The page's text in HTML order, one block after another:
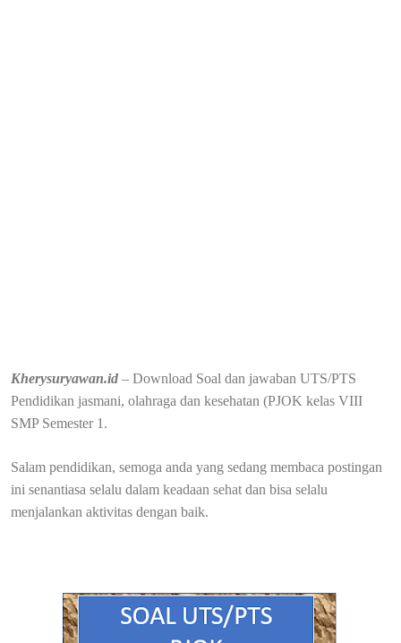
Kherysuryawan.id – Download Soal dan jawaban UTS/PTS
Pendidikan jasmani, olahraga dan kesehatan (PJOK kelas VIII
SMP Semester 1.
Salam pendidikan, semoga anda yang sedang membaca postingan
ini senantiasa selalu dalam keadaan sehat dan bisa selalu
menjalankan aktivitas dengan baik.